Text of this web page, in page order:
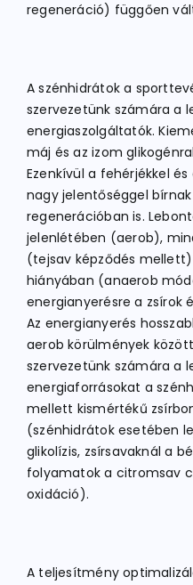
regeneráció) függően
A szénhidrátok a
szervezetünk számára a
energiaszolgáltatók.
máj és az izom
Ezenkívül a fehérjékkel
nagy jelentőséggel
regenerációban is.
jelenlétében (aerob),
(tejsav képződés
hiányában (anaerob
energianyerésre a zsírok
Az energianyerés
aerob körülmények
szervezetünk számára a
energiaforrásokat a
mellett kismértékű
(szénhidrátok esetében
glikolízis, zsírsavaknál a
folyamatok a citromsav
oxidáció).
A teljesítmény